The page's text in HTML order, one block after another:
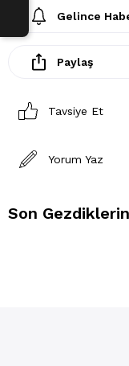
Gelince
Paylaş
Tavsiye Et
Yorum Yaz
Son